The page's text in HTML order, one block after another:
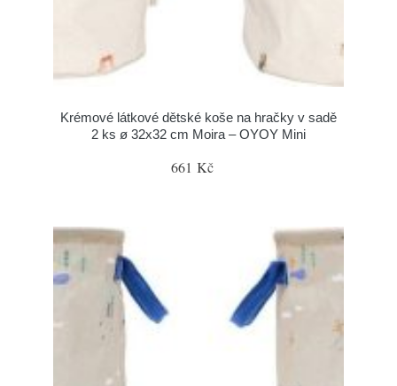
Krémové látkové dětské koše na hračky v sadě
2 ks ø 32x32 cm Moira – OYOY Mini
661 Kč